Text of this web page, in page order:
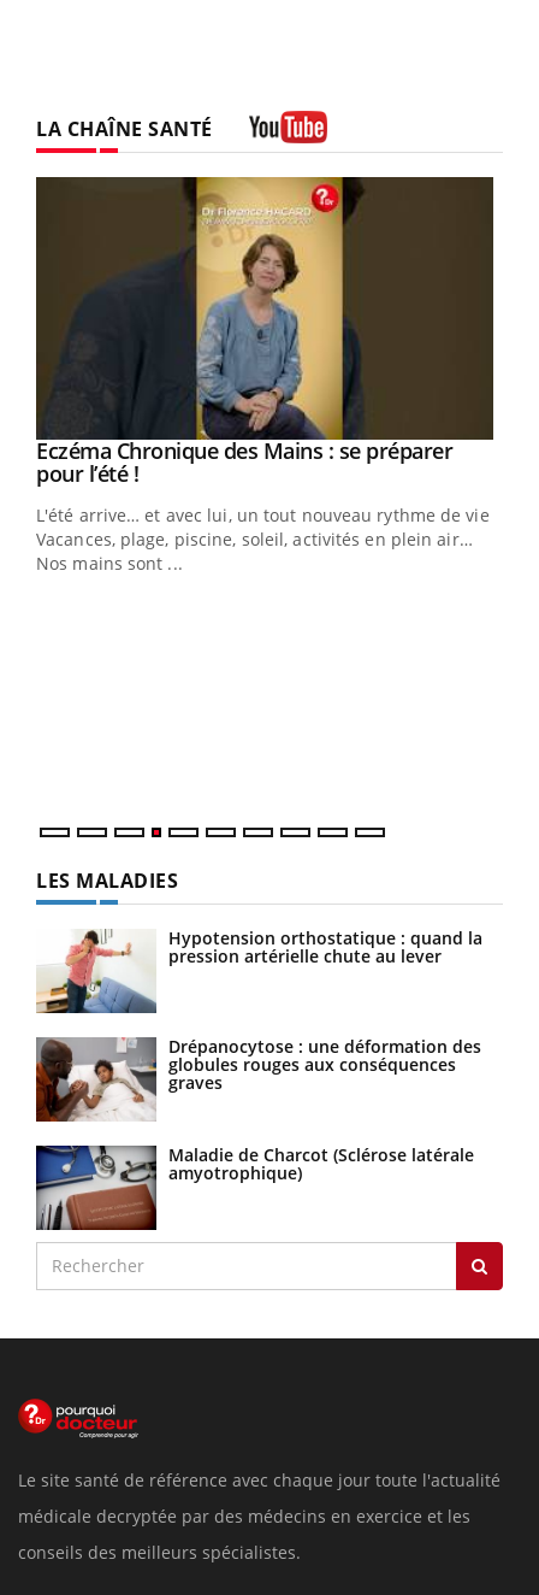
LA CHAÎNE SANTÉ
Youtube
Eczéma Chronique des Mains : se préparer
pour l’été !Youtube
L'été arrive… et avec lui, un tout nouveau rythme de vie !
Vacances, plage, piscine, soleil, activités en plein air…
Nos mains sont ...
LES MALADIES
Hypotension orthostatique : quand la
pression artérielle chute au lever
Drépanocytose : une déformation des
globules rouges aux conséquences
graves
Maladie de Charcot (Sclérose latérale
amyotrophique)
Le site santé de référence avec chaque jour toute l'actualité
médicale decryptée par des médecins en exercice et les
conseils des meilleurs spécialistes.